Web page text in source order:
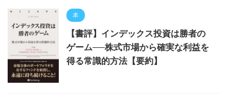
本
【書評】インデックス投資は勝者の
ゲーム──株式市場から確実な利益を
得る常識的方法【要約】